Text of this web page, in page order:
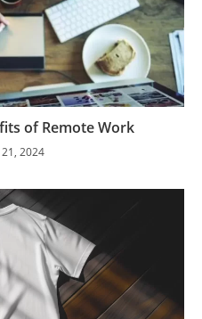
of Remote Work
2024